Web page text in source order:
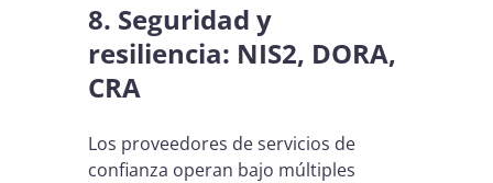
8. Seguridad y
resiliencia: NIS2, DORA,
CRA
Los proveedores de servicios de
confianza operan bajo múltiples